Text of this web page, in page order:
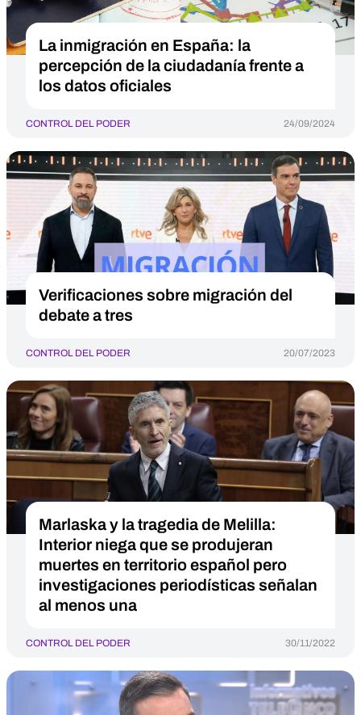
La inmigración en España: la
percepción de la ciudadanía frente a
los datos oficiales
CONTROL DEL PODER 24/09/2024
Verificaciones sobre migración del
debate a tres
CONTROL DEL PODER 20/07/2023
Marlaska y la tragedia de Melilla:
Interior niega que se produjeran
muertes en territorio español pero
investigaciones periodísticas señalan
al menos una
CONTROL DEL PODER 30/11/2022